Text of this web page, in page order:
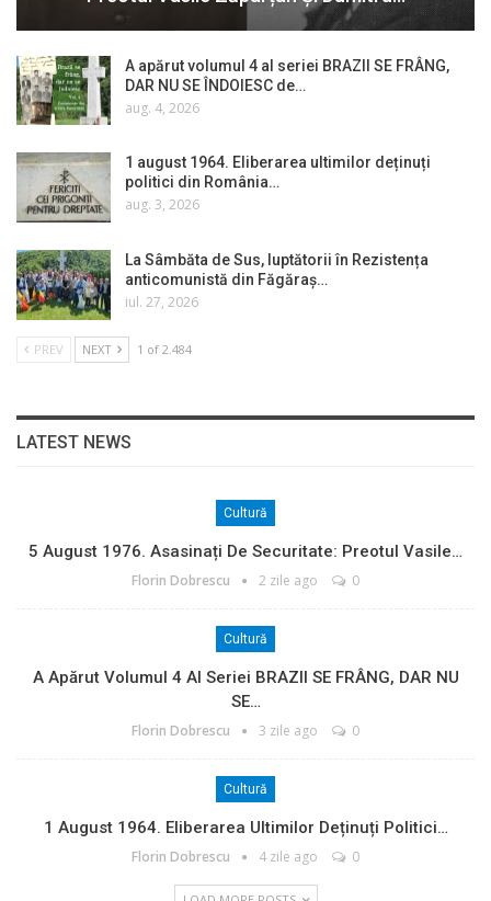
A apărut volumul 4 al seriei BRAZII SE FRÂNG,
DAR NU SE ÎNDOIESC de…
aug. 4, 2026
1 august 1964. Eliberarea ultimilor deținuți
politici din România…
aug. 3, 2026
La Sâmbăta de Sus, luptătorii în Rezistența
anticomunistă din Făgăraș…
iul. 27, 2026
PREV NEXT 1 of 2.484
LATEST NEWS
Cultură
5 August 1976. Asasinați De Securitate: Preotul Vasile…
Florin Dobrescu 2 zile ago 0
Cultură
A Apărut Volumul 4 Al Seriei BRAZII SE FRÂNG, DAR NU
SE…
Florin Dobrescu 3 zile ago 0
Cultură
1 August 1964. Eliberarea Ultimilor Deținuți Politici…
Florin Dobrescu 4 zile ago 0